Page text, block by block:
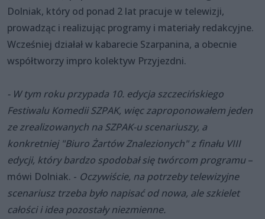
Dolniak, który od ponad 2 lat pracuje w telewizji,
prowadząc i realizując programy i materiały redakcyjne.
Wcześniej działał w kabarecie Szarpanina, a obecnie
współtworzy impro kolektyw Przyjezdni.
- W tym roku przypada 10. edycja szczecińskiego
Festiwalu Komedii SZPAK, więc zaproponowałem jeden
ze zrealizowanych na SZPAK-u scenariuszy, a
konkretniej "Biuro Żartów Znalezionych" z finału VIII
edycji, który bardzo spodobał się twórcom programu–
mówi Dolniak. - Oczywiście, na potrzeby telewizyjne
scenariusz trzeba było napisać od nowa, ale szkielet
całości i idea pozostały niezmienne.